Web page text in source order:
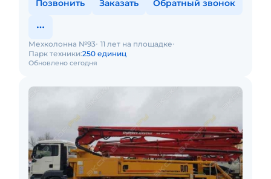
Позвонить Заказать Обратный звонок
Обновлено сегодня
Мехколонна №93 11 лет на площадке
Парк техники:250 единиц